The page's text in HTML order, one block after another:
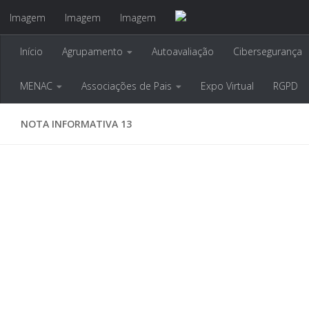
Skip to content
Imagem Imagem Imagem
Agrupamento de
Início Agrupamento Autoavaliação Cibersegurança
MENAC Associações de Pais Expo Virtual RGPD
NOTA INFORMATIVA 13